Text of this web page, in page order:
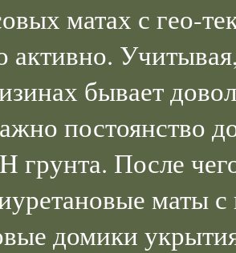
матах с гео-
активно.
бывает
постоянство
грунта. После
маты с
домики